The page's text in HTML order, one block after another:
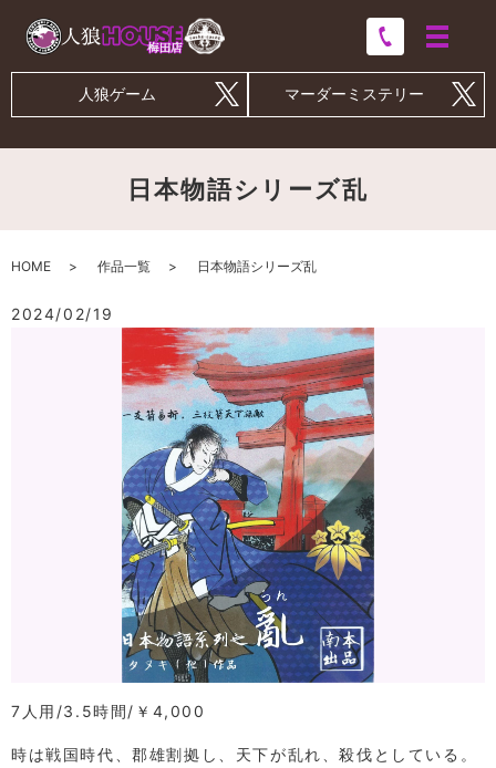
人狼ゲーム マーダーミステリー
日本物語シリーズ乱
HOME 作品一覧 日本物語シリーズ乱
2024/02/19
7人用 3.5時間 ￥4,000
時は戦国時代、郡雄割拠し、天下が乱れ、殺伐としている。